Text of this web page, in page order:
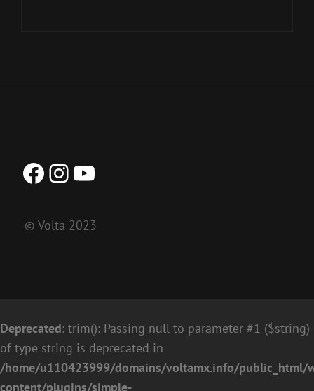
Facebook
Instagram
YouTube
© Volta 2023
Deprecated: trim(): Passing null to parameter #1 ($string)
of type string is deprecated in
/home/u110423999/domains/voltamx.info/public_html/
content/plugins/simple-